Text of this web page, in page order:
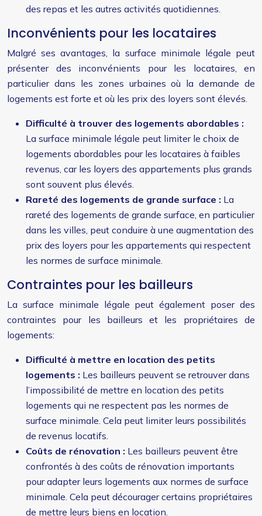
des repas et les autres activités quotidiennes.
Inconvénients pour les locataires
Malgré ses avantages, la surface minimale légale peut
présenter des inconvénients pour les locataires, en
particulier dans les zones urbaines où la demande de
logements est forte et où les prix des loyers sont élevés.
Difficulté à trouver des logements abordables :
La surface minimale légale peut limiter le choix de
logements abordables pour les locataires à faibles
revenus, car les loyers des appartements plus grands
sont souvent plus élevés.
Rareté des logements de grande surface : La
rareté des logements de grande surface, en particulier
dans les villes, peut conduire à une augmentation des
prix des loyers pour les appartements qui respectent
les normes de surface minimale.
Contraintes pour les bailleurs
La surface minimale légale peut également poser des
contraintes pour les bailleurs et les propriétaires de
logements:
Difficulté à mettre en location des petits
logements : Les bailleurs peuvent se retrouver dans
l’impossibilité de mettre en location des petits
logements qui ne respectent pas les normes de
surface minimale. Cela peut limiter leurs possibilités
de revenus locatifs.
Coûts de rénovation : Les bailleurs peuvent être
confrontés à des coûts de rénovation importants
pour adapter leurs logements aux normes de surface
minimale. Cela peut décourager certains propriétaires
de mettre leurs biens en location.